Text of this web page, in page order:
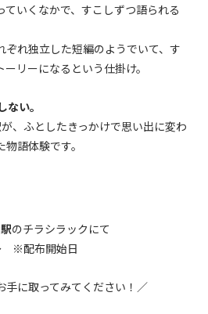
いくなかで、すこしずつ語られる
ぞれ独立した短編のようでいて、す
リーになるという仕掛け。
い。
、ふとしたきっかけで思い出に変わ
語体験です。
のチラシラックにて
※配布開始日
手に取ってみてください！／